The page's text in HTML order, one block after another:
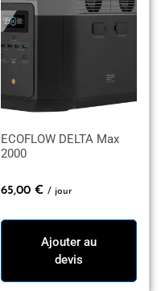
ECOFLOW DELTA Max
2000
65,00 € / jour
Ajouter au
devis